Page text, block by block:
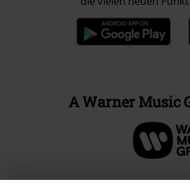
A Warner Music